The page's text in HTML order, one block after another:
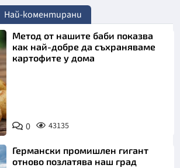
Най-коментирани
Метод от нашите баби показва
как най-добре да съхраняваме
картофите у дома
0 43135
Германски промишлен гигант
отново позлатява наш град